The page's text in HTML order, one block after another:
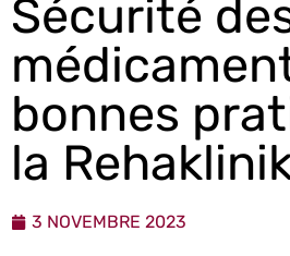
Sécurité
bonnes
la
3 NOVEMBRE 2023